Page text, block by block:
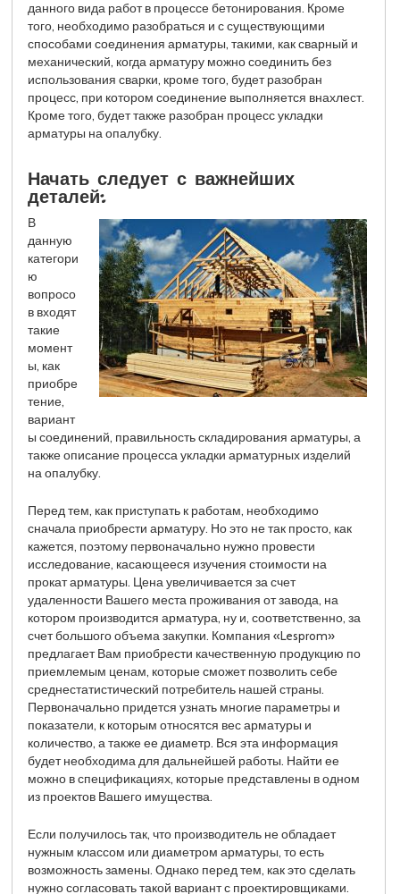
данного вида работ в процессе бетонирования. Кроме
того, необходимо разобраться и с существующими
способами соединения арматуры, такими, как сварный и
механический, когда арматуру можно соединить без
использования сварки, кроме того, будет разобран
процесс, при котором соединение выполняется внахлест.
Кроме того, будет также разобран процесс укладки
арматуры на опалубку.
Начать следует с важнейших
деталей:
В
данную
категори
ю
вопросо
в входят
такие
момент
ы, как
приобре
тение,
вариант
ы соединений, правильность складирования арматуры, а
также описание процесса укладки арматурных изделий
на опалубку.
Перед тем, как приступать к работам, необходимо
сначала приобрести арматуру. Но это не так просто, как
кажется, поэтому первоначально нужно провести
исследование, касающееся изучения стоимости на
прокат арматуры. Цена увеличивается за счет
удаленности Вашего места проживания от завода, на
котором производится арматура, ну и, соответственно, за
счет большого объема закупки. Компания «Lesprom»
предлагает Вам приобрести качественную продукцию по
приемлемым ценам, которые сможет позволить себе
среднестатистический потребитель нашей страны.
Первоначально придется узнать многие параметры и
показатели, к которым относятся вес арматуры и
количество, а также ее диаметр. Вся эта информация
будет необходима для дальнейшей работы. Найти ее
можно в спецификациях, которые представлены в одном
из проектов Вашего имущества.
Если получилось так, что производитель не обладает
нужным классом или диаметром арматуры, то есть
возможность замены. Однако перед тем, как это сделать
нужно согласовать такой вариант с проектировщиками.